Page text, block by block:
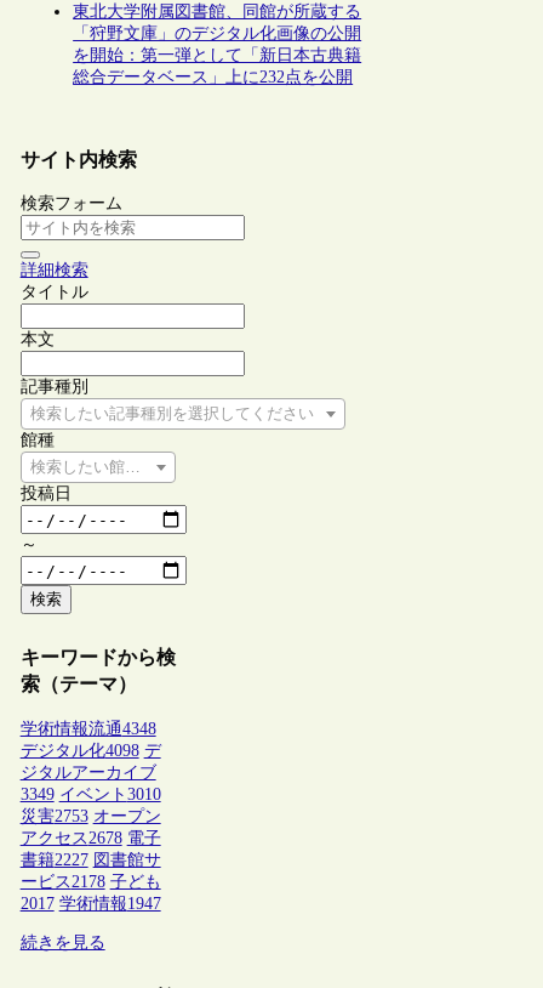
東北大学附属図書館、同館が所蔵する
「狩野文庫」のデジタル化画像の公開
を開始：第一弾として「新日本古典籍
総合データベース」上に232点を公開
サイト内検索
検索フォーム
詳細検索
タイトル
本文
記事種別
検索したい記事種別を選択してください
館種
検索したい館種を選択してください
投稿日
～
検索
キーワードから検
索（テーマ）
学術情報流通4348
デジタル化4098 デ
ジタルアーカイブ
3349 イベント 3010
災害2753 オープン
アクセス 2678 電子
書籍2227 図書館サ
ービス 2178 子ども
2017 学術情報1947
続きを見る